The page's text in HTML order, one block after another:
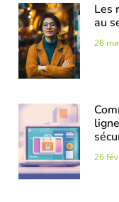
Les
au
28
26